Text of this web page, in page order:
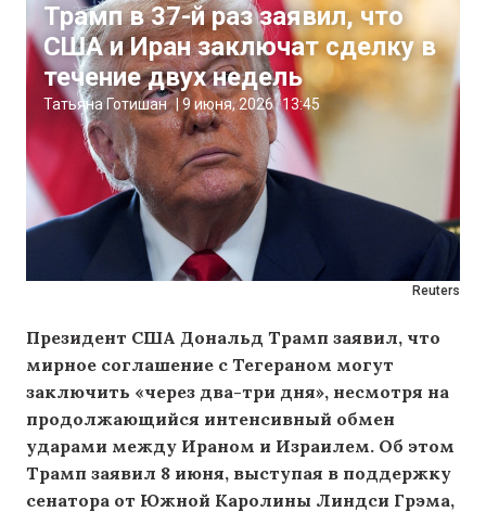
Reuters
Трамп в 37-й раз заявил, что
США и Иран заключат сделку в
течение двух недель
Татьяна Готишан 9 июня, 2026 13:45
Президент США Дональд Трамп заявил, что
мирное соглашение с Тегераном могут
заключить «через два-три дня», несмотря на
продолжающийся интенсивный обмен
ударами между Ираном и Израилем. Об этом
Трамп заявил 8 июня, выступая в поддержку
сенатора от Южной Каролины Линдси Грэма,